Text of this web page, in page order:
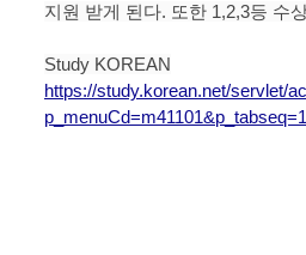
지원 받게 된다. 또한 1,2,3등 수
Study KOREAN
https://study.korean.net/servlet/